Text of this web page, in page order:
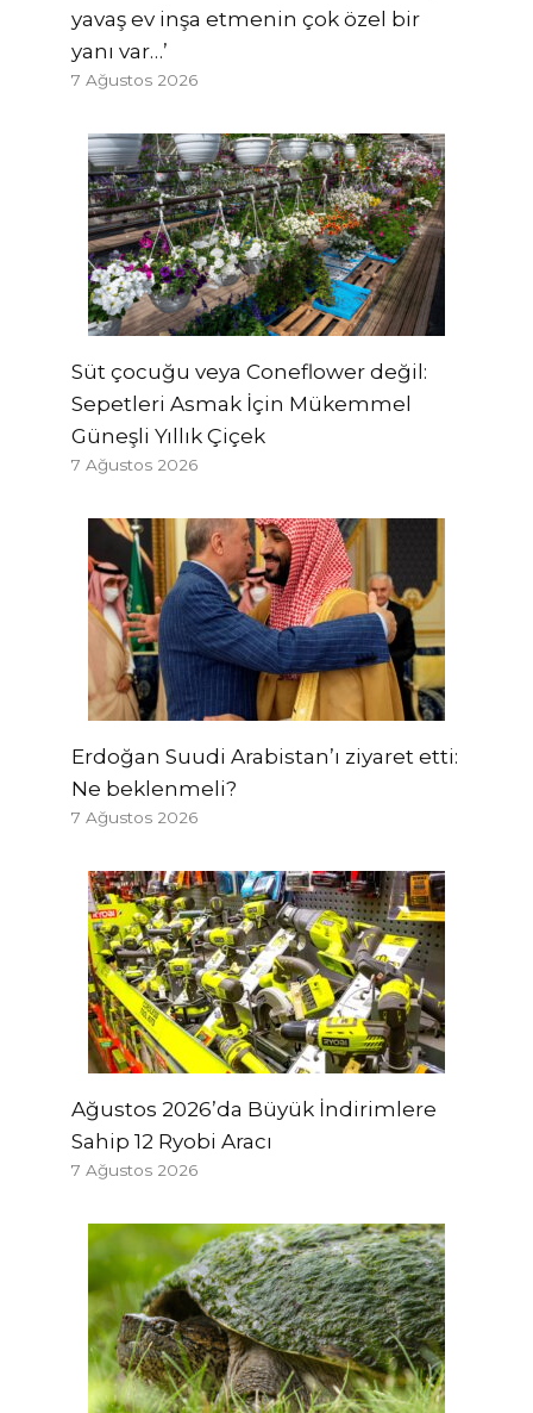
yavaş ev inşa etmenin çok özel bir
yanı var…’
7 Ağustos 2026
Süt çocuğu veya Coneflower değil:
Sepetleri Asmak İçin Mükemmel
Güneşli Yıllık Çiçek
7 Ağustos 2026
Erdoğan Suudi Arabistan’ı ziyaret etti:
Ne beklenmeli?
7 Ağustos 2026
Ağustos 2026’da Büyük İndirimlere
Sahip 12 Ryobi Aracı
7 Ağustos 2026